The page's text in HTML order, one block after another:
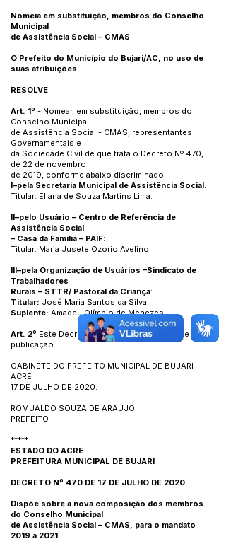
Nomeia em substituição, membros do Conselho
Municipal
de Assistência Social – CMAS
O Prefeito do Município do Bujari/AC, no uso de
suas atribuições.
RESOLVE:
Art. 1º - Nomear, em substituição, membros do
Conselho Municipal
de Assistência Social - CMAS, representantes
Governamentais e
da Sociedade Civil de que trata o Decreto Nº 470,
de 22 de novembro
de 2019, conforme abaixo discriminado:
I–pela Secretaria Municipal de Assistência Social:
Titular: Eliana de Souza Martins Lima.
II–pelo Usuário – Centro de Referência de
Assistência Social
– Casa da Família – PAIF:
Titular: Maria Jusete Ozorio Avelino
III–pela Organização de Usuários –Sindicato de
Trabalhadores
Rurais – STTR/ Pastoral da Criança:
Titular: José Maria Santos da Silva
Suplente: Amadeu Olímpio de Menezes
Art. 2º Este Decreto entra em vigor na data de sua
publicação.
GABINETE DO PREFEITO MUNICIPAL DE BUJARI –
ACRE
17 DE JULHO DE 2020.
ROMUALDO SOUZA DE ARAÚJO
PREFEITO
*****
ESTADO DO ACRE
PREFEITURA MUNICIPAL DE BUJARI
DECRETO Nº 470 DE 17 DE JULHO DE 2020.
Dispõe sobre a nova composição dos membros
do Conselho Municipal
de Assistência Social – CMAS, para o mandato
2019 a 2021.